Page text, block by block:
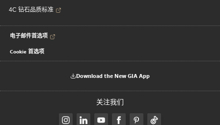
4C 钻石品质标准
电子邮件首选项
Cookie 首选项
Download the New GIA App
关注我们